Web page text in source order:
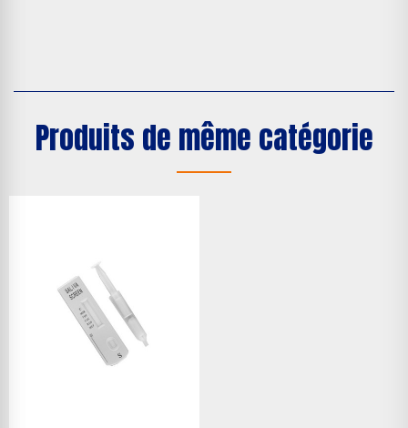
Produits de même catégorie